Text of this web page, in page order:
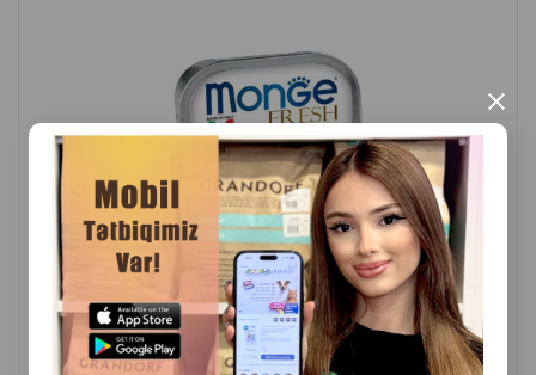
×
( Отзывы)
Масса Цена
Купить
1 шт
2.30